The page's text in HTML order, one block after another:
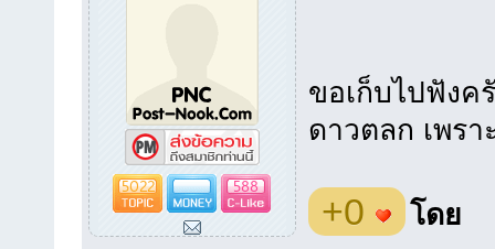
5022 588
ขอเก็บไปฟังค
ดาวตลก เพร
+0 โดย